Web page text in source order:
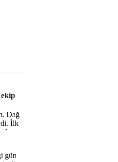
ekip
Dağ
İlk
gün